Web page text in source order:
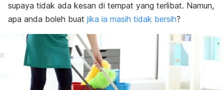
supaya tidak ada kesan di tempat yang terlibat. Namun,
apa anda boleh buat jika ia masih tidak bersih?